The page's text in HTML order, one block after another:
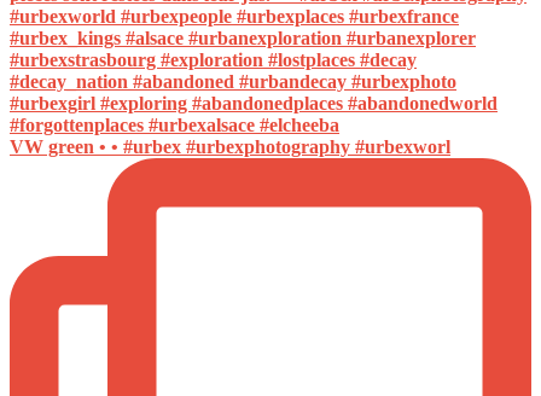
VW green • • #urbex #urbexphotography #urbexworl